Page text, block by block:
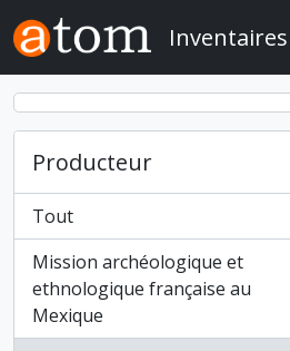
Skip to main content
Producteur
Tout
Mission archéologique et
ethnologique française au
Mexique
, 1 résultats